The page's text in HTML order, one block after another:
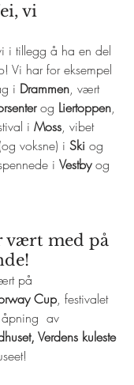
vi
i tillegg å ha en del
Vi har for eksempel
i Drammen, vært
og Liertoppen,
i Moss, vibet
voksne) i Ski og
i Vestby og
vært med på
på
Cup, festivalet
av
Verdens kuleste